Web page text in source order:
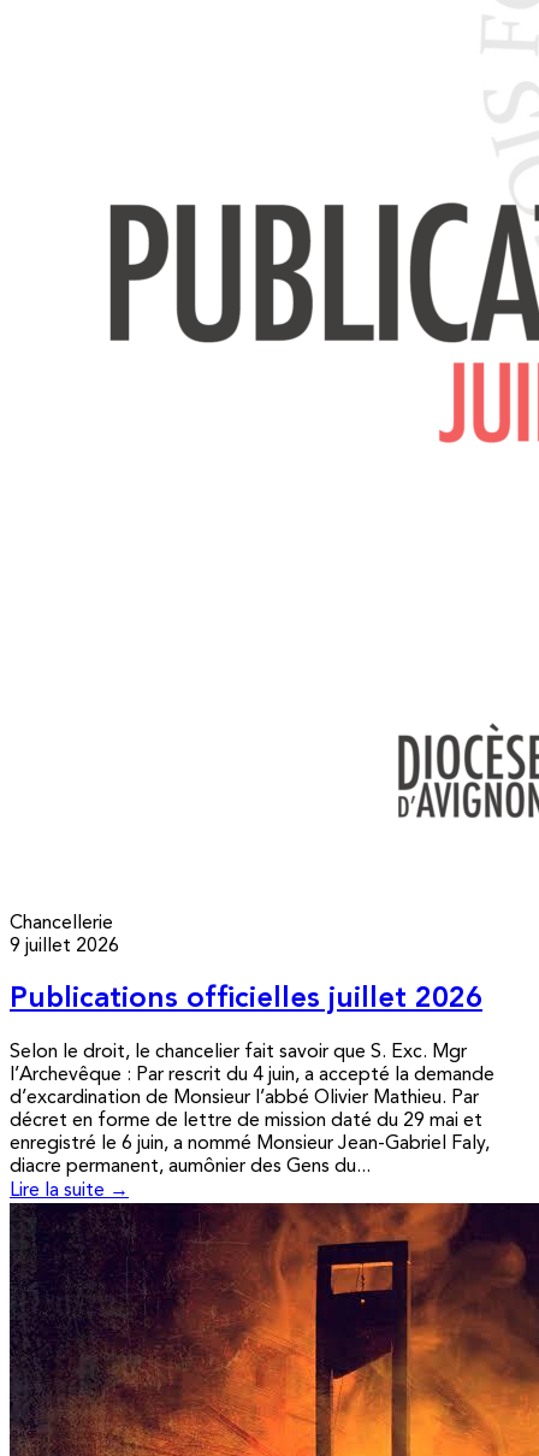
Chancellerie
9 juillet 2026
Publications officielles juillet 2026
Selon le droit, le chancelier fait savoir que S. Exc. Mgr
l’Archevêque : Par rescrit du 4 juin, a accepté la demande
d’excardination de Monsieur l’abbé Olivier Mathieu. Par
décret en forme de lettre de mission daté du 29 mai et
enregistré le 6 juin, a nommé Monsieur Jean-Gabriel Faly,
diacre permanent, aumônier des Gens du...
Lire la suite →